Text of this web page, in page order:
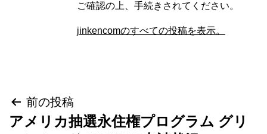
ご確認の上、手続きされてください。
jinkencomのすべての投稿を表示。
投前の投稿
アメリカ抽選永住権プログラム グリ